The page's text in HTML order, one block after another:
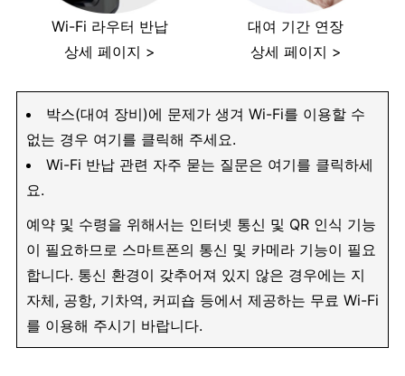
Wi-Fi 라우터 반납
상세 페이지 >
대여 기간 연장
상세 페이지 >
박스(대여 장비)에 문제가 생겨 Wi-Fi를 이용할 수
없는 경우 여기를 클릭해 주세요.
Wi-Fi 반납 관련 자주 묻는 질문은 여기를 클릭하세
요.
예약 및 수령을 위해서는 인터넷 통신 및 QR 인식 기능
이 필요하므로 스마트폰의 통신 및 카메라 기능이 필요
합니다. 통신 환경이 갖추어져 있지 않은 경우에는 지
자체, 공항, 기차역, 커피숍 등에서 제공하는 무료 Wi-Fi
를 이용해 주시기 바랍니다.